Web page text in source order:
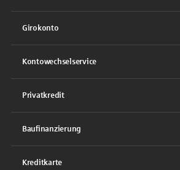
Girokonto
Kontowechselservice
Privatkredit
Baufinanzierung
Kreditkarte